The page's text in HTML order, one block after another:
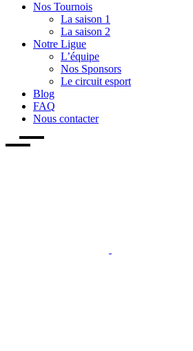
Nos Tournois
La saison 1
La saison 2
Notre Ligue
L’équipe
Nos Sponsors
Le circuit esport
Blog
FAQ
Nous contacter